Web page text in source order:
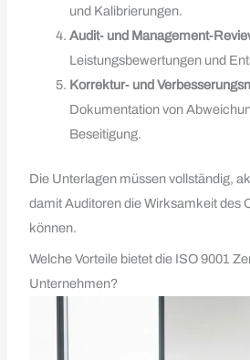
und Kalibrierungen.
Audit‑ und
Leistungsbewertungen und
Korrektur‑ und
Dokumentation von
Beseitigung.
Die Unterlagen müssen vollständig,
damit Auditoren die Wirksamkeit des
können.
Welche Vorteile bietet die ISO 9001
Unternehmen?